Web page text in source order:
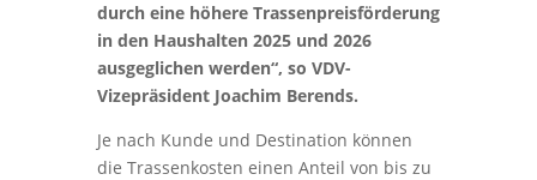
durch eine höhere Trassenpreisförderung
in den Haushalten 2025 und 2026
ausgeglichen werden“, so VDV-
Vizepräsident Joachim Berends.
Je nach Kunde und Destination können
die Trassenkosten einen Anteil von bis zu